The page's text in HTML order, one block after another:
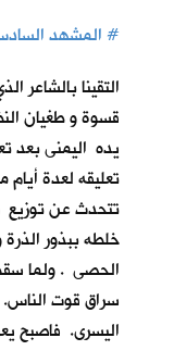
#المشهد
التقينا بالشاعر
قسوة و طغيان
يده اليمنى بعد
تعليقه لعدة
تتحدث عن توزيع
خلطه ببذور
الحصى . ولما
سراق قوت
اليسرى. فاصبح